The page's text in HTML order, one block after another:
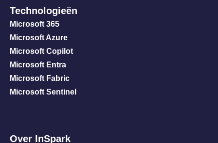
Technologieën
Microsoft 365
Microsoft Azure
Microsoft Copilot
Microsoft Entra
Microsoft Fabric
Microsoft Sentinel
Over InSpark